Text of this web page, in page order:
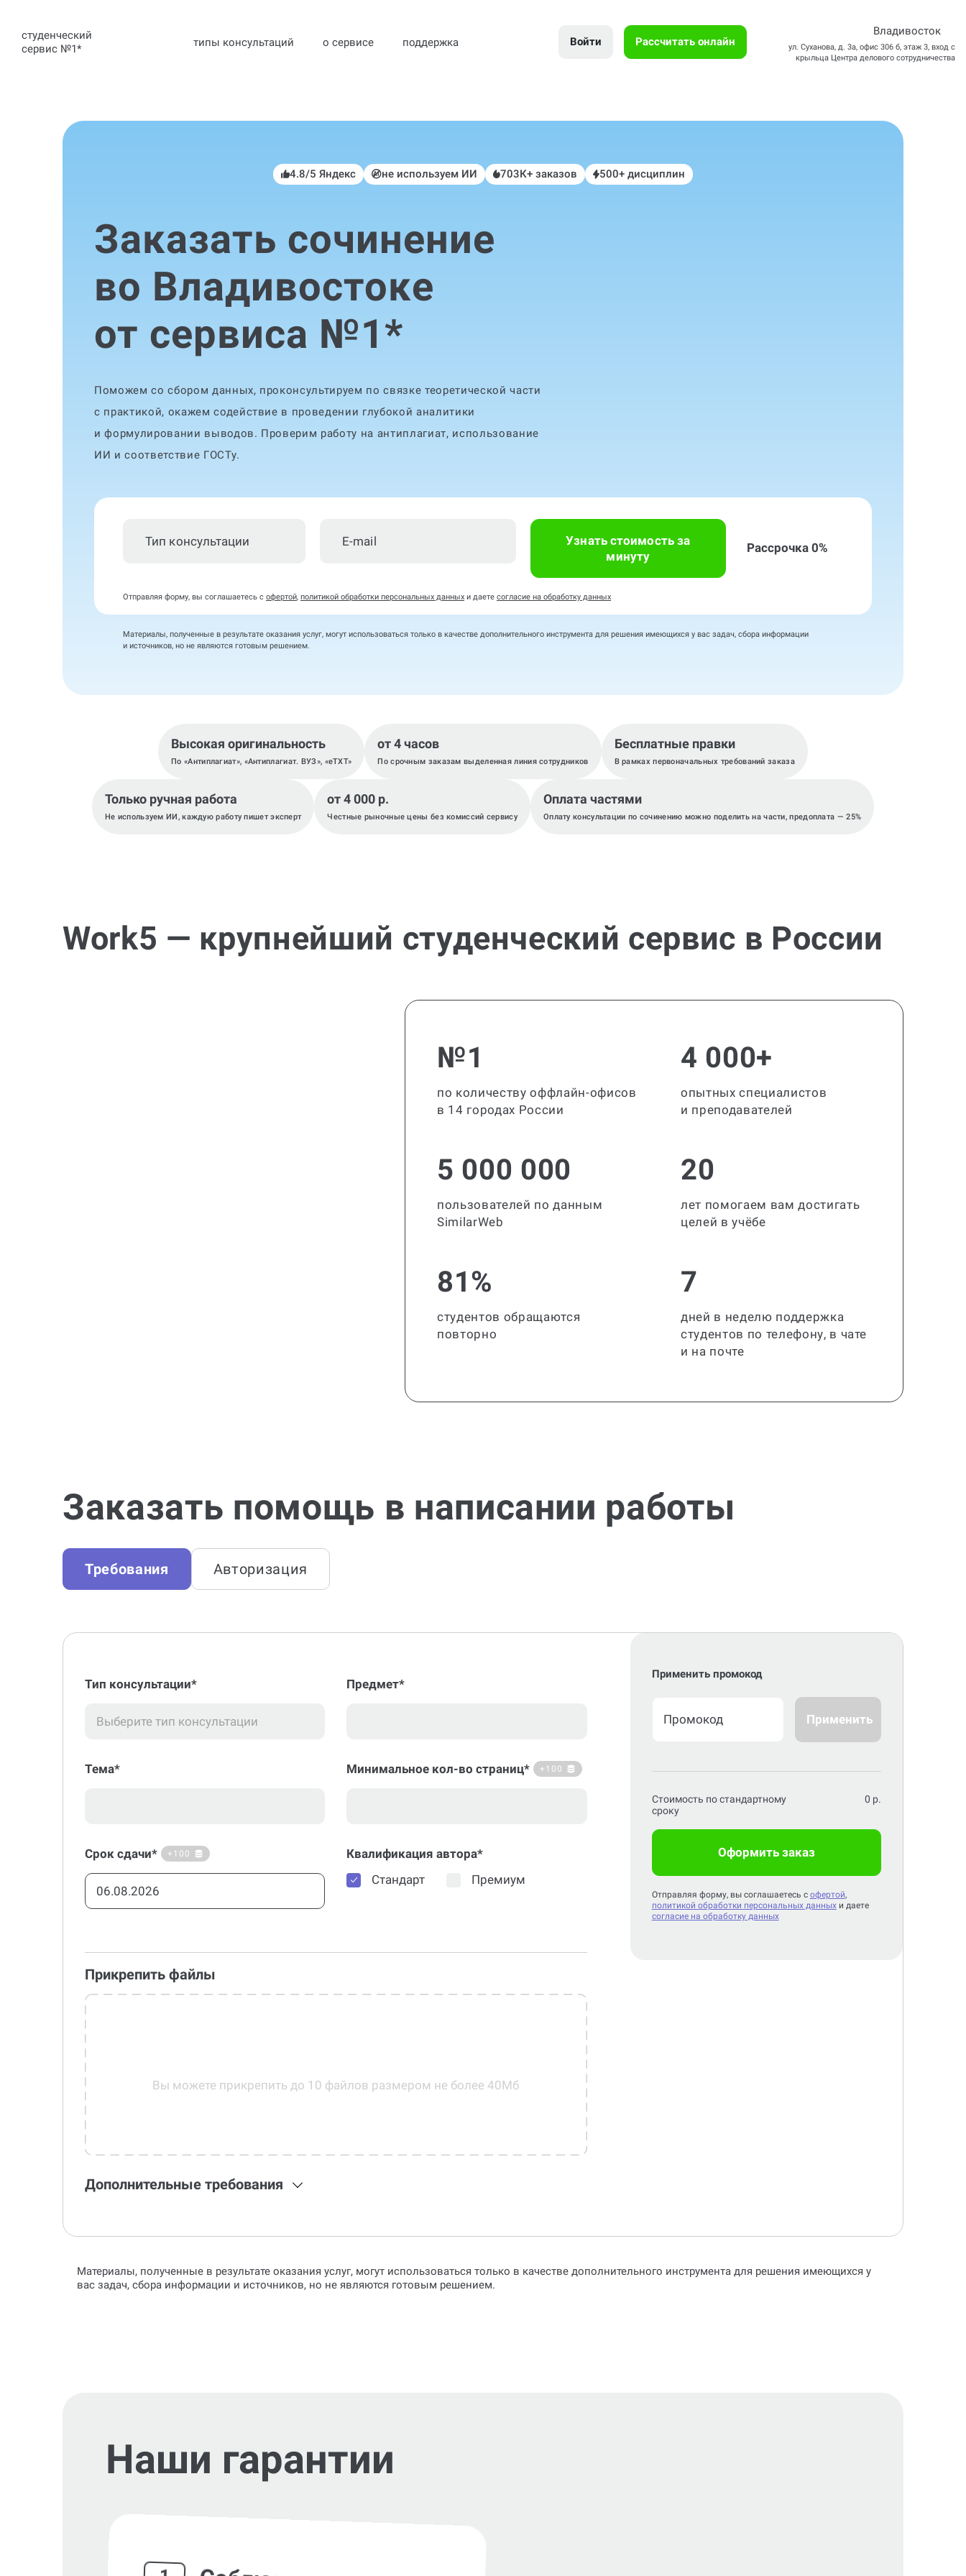
студенческий
сервис №1* типы консультаций о сервисе поддержка Войти Рассчитать онлайн
Владивосток
ул. Суханова, д. 3а, офис 306 б, этаж 3, вход с
крыльца Центра делового сотрудничества
4.8/5 Яндекс не используем ИИ 703К+ заказов 500+ дисциплин
Заказать сочинение
во Владивостоке
от сервиса №1*
Поможем со сбором данных, проконсультируем по связке теоретической части
с практикой, окажем содействие в проведении глубокой аналитики
и формулировании выводов. Проверим работу на антиплагиат, использование
ИИ и соответствие ГОСТу.
Тип консультации
Узнать стоимость за
минуту
Рассрочка 0%
Отправляя форму, вы соглашаетесь с офертой политикой обработки персональных данных и даете согласие на обработку данных
Материалы, полученные в результате оказания услуг, могут использоваться только в качестве дополнительного инструмента для решения имеющихся у вас задач, сбора информации
и источников, но не являются готовым решением.
Высокая оригинальность
По «Антиплагиат», «Антиплагиат. ВУЗ», «eTXT»
от 4 часов
По срочным заказам выделенная линия сотрудников
Бесплатные правки
В рамках первоначальных требований заказа
Только ручная работа
Не используем ИИ, каждую работу пишет эксперт
от 4 000 р.
Честные рыночные цены без комиссий сервису
Оплата частями
Оплату консультации по сочинению можно поделить на части, предоплата — 25%
Work5 — крупнейший студенческий сервис в России
№1
по количеству оффлайн-офисов
в 14 городах России
4 000+
опытных специалистов
и преподавателей
5 000 000
пользователей по данным
SimilarWeb
20
лет помогаем вам достигать
целей в учёбе
81%
студентов обращаются
повторно
7
дней в неделю поддержка
студентов по телефону, в чате
и на почте
Заказать помощь в написании работы
Требования Авторизация
Тип консультации*
Выберите тип консультации
Предмет*
Тема* Минимальное кол-во страниц* +100
Срок сдачи* +100
Квалификация автора*
Стандарт
Премиум
Прикрепить файлы
Вы можете прикрепить до 10 файлов размером не более 40Мб
Дополнительные требования
Применить промокод
Применить
Стоимость по стандартному
сроку
0 р.
Оформить заказ
Отправляя форму, вы соглашаетесь с офертой,
политикой обработки персональных данныхи даете
согласие на обработку данных
Материалы, полученные в результате оказания услуг, могут использоваться только в качестве дополнительного инструмента для решения имеющихся у
вас задач, сбора информации и источников, но не являются готовым решением.
Наши гарантии